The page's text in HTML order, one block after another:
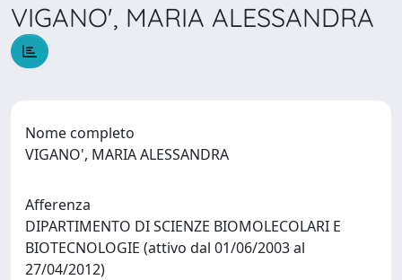
VIGANO', MARIA ALESSANDRA
Nome completo
VIGANO', MARIA ALESSANDRA
Afferenza
DIPARTIMENTO DI SCIENZE BIOMOLECOLARI E
BIOTECNOLOGIE (attivo dal 01/06/2003 al
27/04/2012)